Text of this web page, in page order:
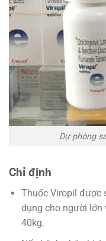
Dự phòng
Chỉ định
Thuốc Viropil được
dụng cho người lớn
40kg.